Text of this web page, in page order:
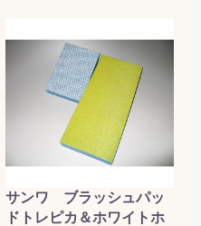
サンワ ブラッシュパッ
ドトレピカ＆ホワイトホ